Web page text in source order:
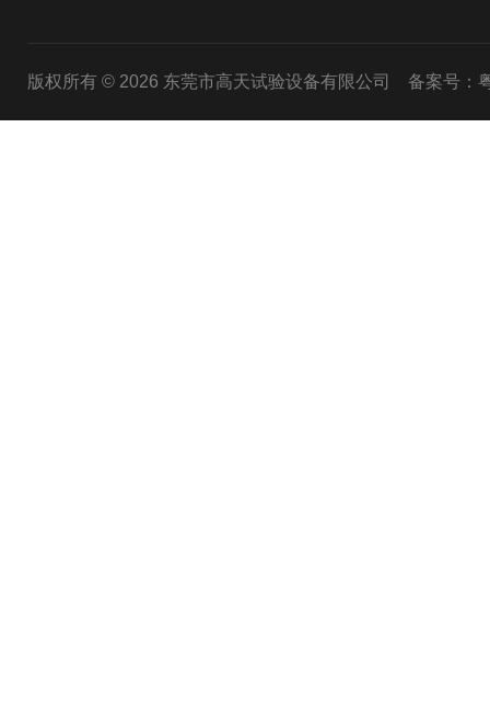
版权所有 © 2026 东莞市高天试验设备有限公司 备案号：